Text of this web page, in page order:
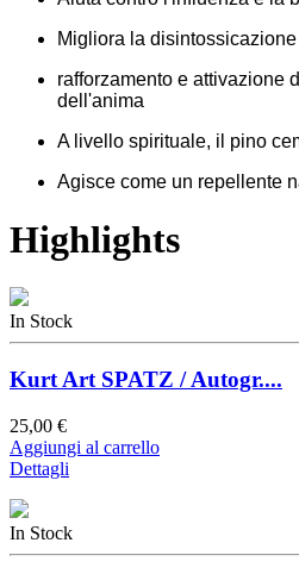
Migliora la
rafforzamento e attivazione
dell'anima
A livello spirituale, il pino
Agisce come un repellente
Highlights
In Stock
Kurt Art SPATZ / Autogr....
25,00 €
Aggiungi al carrello
Dettagli
In Stock